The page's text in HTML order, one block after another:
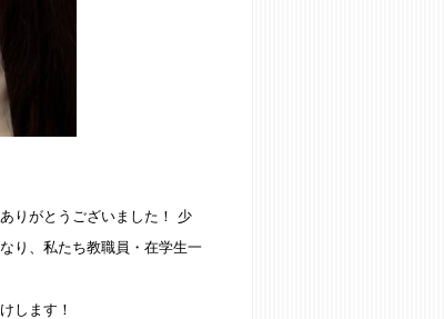
りがとうございました！ 少
り、私たち教職員・在学生一
します！